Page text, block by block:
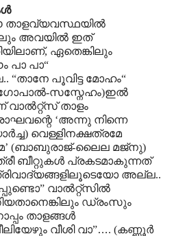
താളവ്യവസ്ഥയിൽ
അവയിൽ ഇത്
ഏതെങ്കിലും
പാ പാ“
“താനേ പൂവിട്ട മോഹം“
സസ്നേഹം)ഇൽ
താളം
രാഘവന്റെ ‘അന്നു നിന്നെ
വെള്ളിനക്ഷത്രമേ
(ബാബുരാജ്-ലൈല മജ്നു)
ബീറ്റുകൾ പ്രകടമാകുന്നത്
അല്ല..
വാൽറ്റ്സിൽ
ഡ്രംസും
താളങ്ങൾ
വീശി വാ”…. (കണ്ണൂർ